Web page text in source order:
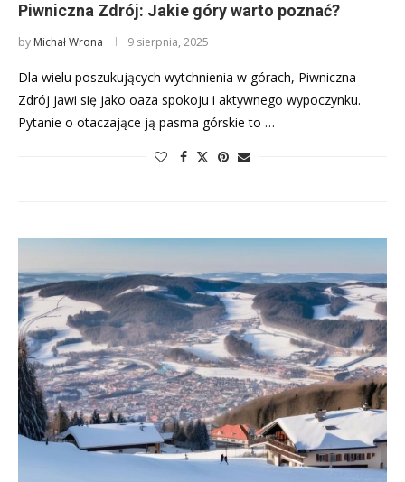
Piwniczna Zdrój: Jakie góry warto poznać?
by Michał Wrona 9 sierpnia, 2025
Dla wielu poszukujących wytchnienia w górach, Piwniczna-
Zdrój jawi się jako oaza spokoju i aktywnego wypoczynku.
Pytanie o otaczające ją pasma górskie to …